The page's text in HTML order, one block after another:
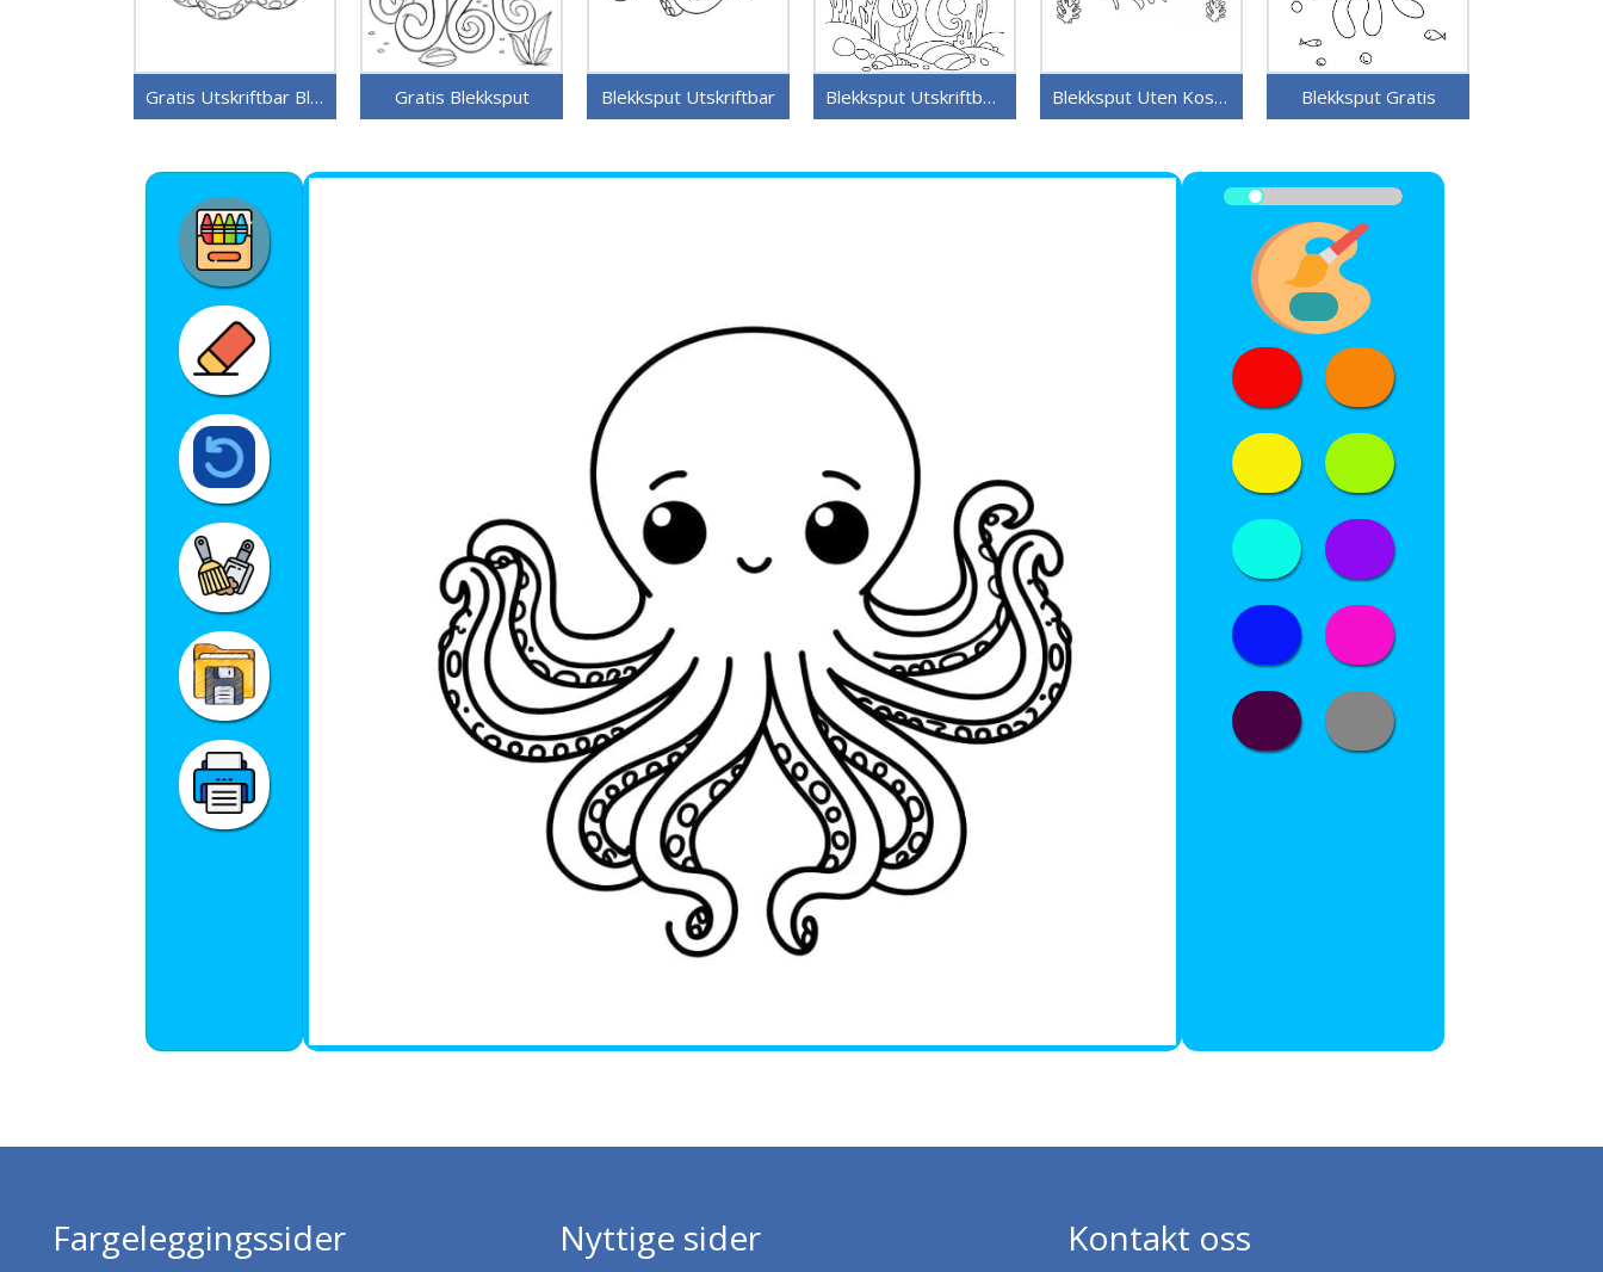
Gratis Utskriftbar Blekksput Gratis Blekksput Blekksput Utskriftbar Blekksput Utskriftbar for Barn Blekksput Uten Kostnad Blekksput Gratis
Fargeleggingssider Nyttige sider Kontakt oss